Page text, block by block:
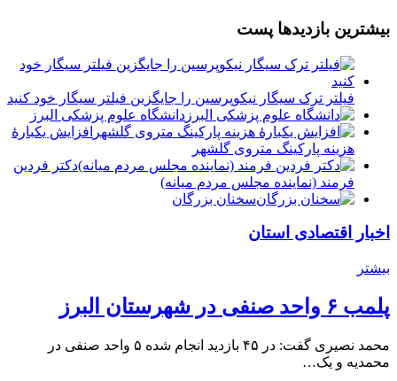
بیشترین بازدیدها پست
فیلتر ترک سیگار نیکوپرسین را جایگزین فیلتر سیگار خود کنید
دانشگاه علوم پزشکی البرز
افزایش یکبارۀ
هزینه پارکینگ متروی گلشهر
دكتر فردين
فرمند (نماينده مجلس مردم میانه)
سخنان بزرگان
اخبار اقتصادی استان
بیشتر
پلمب ۶ واحد صنفی در شهرستان البرز
محمد نصیری گفت: در ۴۵ بازدید انجام شده ۵ واحد صنفی در
محمدیه و یک…